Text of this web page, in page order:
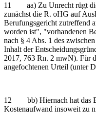
11 aa) Zu Unrecht rügt die
zunächst die R. oHG auf
Berufungsgericht zutreffend
worden ist", "vorhandenen
nach § 4 Abs. 1 des
Inhalt der
2017, 763 Rn. 2 mwN). Für
angefochtenen Urteil (unter
12 bb) Hiernach hat das
Kostenaufwand insoweit zu